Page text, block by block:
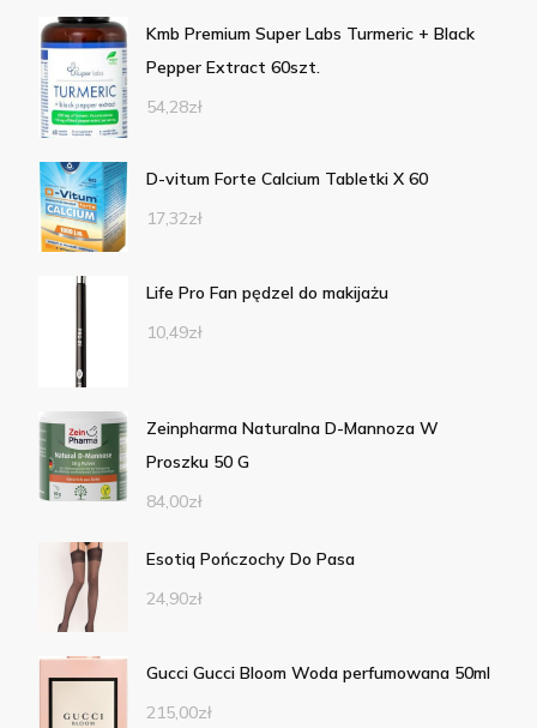
Kmb Premium Super Labs Turmeric + Black
Pepper Extract 60szt.
54,28zł
D-vitum Forte Calcium Tabletki X 60
17,32zł
Life Pro Fan pędzel do makijażu
10,49zł
Zeinpharma Naturalna D-Mannoza W
Proszku 50 G
84,00zł
Esotiq Pończochy Do Pasa
24,90zł
Gucci Gucci Bloom Woda perfumowana 50ml
215,00zł